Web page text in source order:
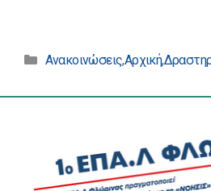
Κατηγορίες
Ανακοινώσεις,Αρχική,